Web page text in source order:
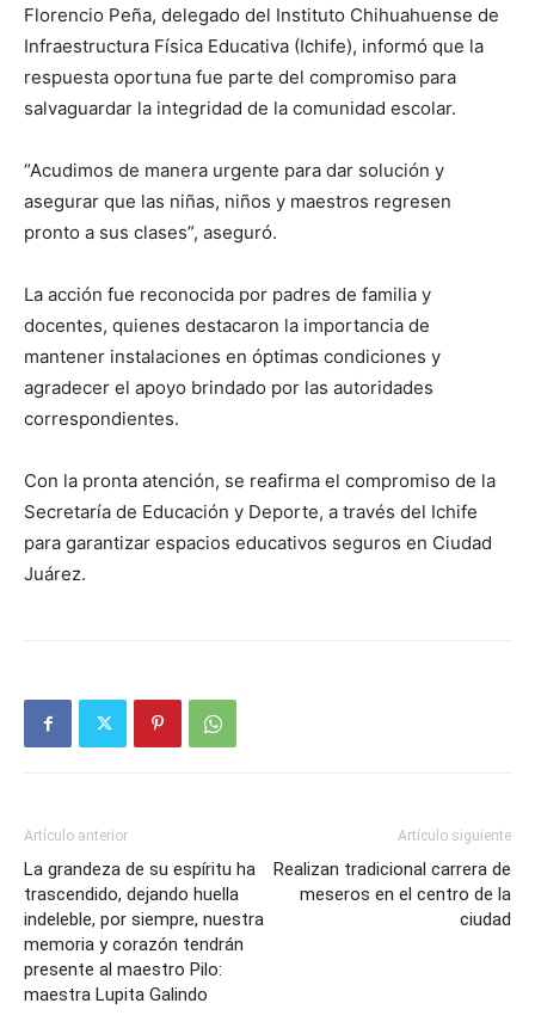
Florencio Peña, delegado del Instituto Chihuahuense de
Infraestructura Física Educativa (Ichife), informó que la
respuesta oportuna fue parte del compromiso para
salvaguardar la integridad de la comunidad escolar.
“Acudimos de manera urgente para dar solución y
asegurar que las niñas, niños y maestros regresen
pronto a sus clases”, aseguró.
La acción fue reconocida por padres de familia y
docentes, quienes destacaron la importancia de
mantener instalaciones en óptimas condiciones y
agradecer el apoyo brindado por las autoridades
correspondientes.
Con la pronta atención, se reafirma el compromiso de la
Secretaría de Educación y Deporte, a través del Ichife
para garantizar espacios educativos seguros en Ciudad
Juárez.
Artículo anterior
La grandeza de su espíritu ha
trascendido, dejando huella
indeleble, por siempre, nuestra
memoria y corazón tendrán
presente al maestro Pilo:
maestra Lupita Galindo
Artículo siguiente
Realizan tradicional carrera de
meseros en el centro de la
ciudad